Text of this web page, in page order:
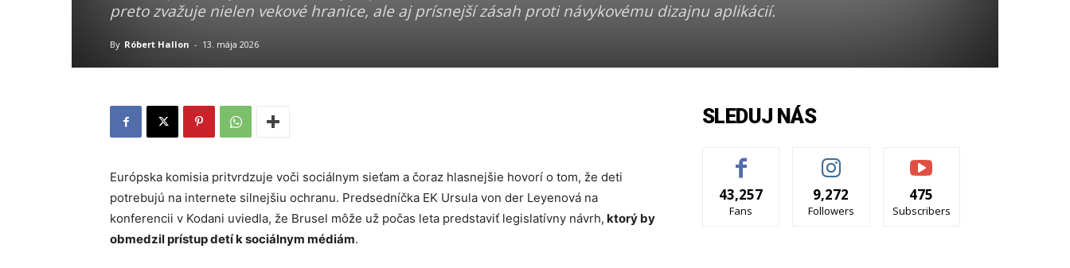
preto zvažuje nielen vekové hranice, ale aj prísnejší zásah proti návykovému dizajnu aplikácií.
By Róbert Hallon - 13. mája 2026
Európska komisia pritvrdzuje voči sociálnym sieťam a čoraz hlasnejšie hovorí o tom, že deti
potrebujú na internete silnejšiu ochranu. Predsedníčka EK Ursula von der Leyenová na
konferencii v Kodani uviedla, že Brusel môže už počas leta predstaviť legislatívny návrh, ktorý by
obmedzil prístup detí k sociálnym médiám.
SLEDUJ NÁS
43,257
Fans
9,272
Followers
475
Subscribers